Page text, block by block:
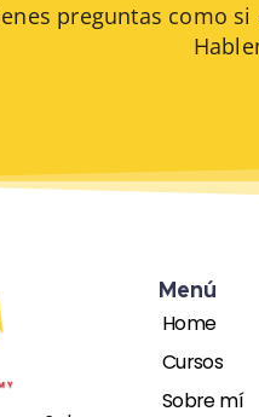
preguntas como
Menú
Home
Cursos
Sobre mí